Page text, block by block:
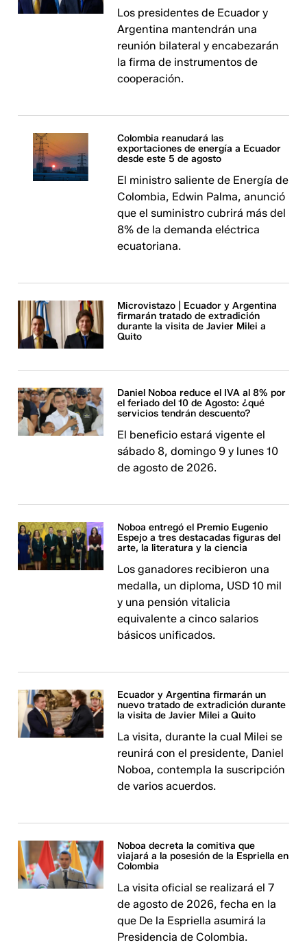
Los presidentes de Ecuador y
Argentina mantendrán una
reunión bilateral y encabezarán
la firma de instrumentos de
cooperación.
Colombia reanudará las
exportaciones de energía a Ecuador
desde este 5 de agosto
El ministro saliente de Energía de
Colombia, Edwin Palma, anunció
que el suministro cubrirá más del
8% de la demanda eléctrica
ecuatoriana.
Microvistazo | Ecuador y Argentina
firmarán tratado de extradición
durante la visita de Javier Milei a
Quito
Daniel Noboa reduce el IVA al 8% por
el feriado del 10 de Agosto: ¿qué
servicios tendrán descuento?
El beneficio estará vigente el
sábado 8, domingo 9 y lunes 10
de agosto de 2026.
Noboa entregó el Premio Eugenio
Espejo a tres destacadas figuras del
arte, la literatura y la ciencia
Los ganadores recibieron una
medalla, un diploma, USD 10 mil
y una pensión vitalicia
equivalente a cinco salarios
básicos unificados.
Ecuador y Argentina firmarán un
nuevo tratado de extradición durante
la visita de Javier Milei a Quito
La visita, durante la cual Milei se
reunirá con el presidente, Daniel
Noboa, contempla la suscripción
de varios acuerdos.
Noboa decreta la comitiva que
viajará a la posesión de la Espriella en
Colombia
La visita oficial se realizará el 7
de agosto de 2026, fecha en la
que De la Espriella asumirá la
Presidencia de Colombia.